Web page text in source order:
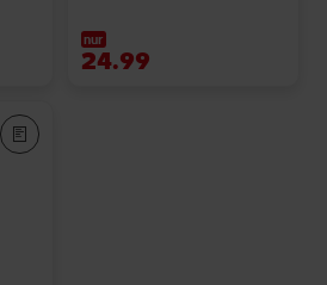
nur
24.99